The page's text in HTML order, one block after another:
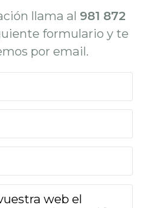
llama al 981 872
formulario y te
por email.